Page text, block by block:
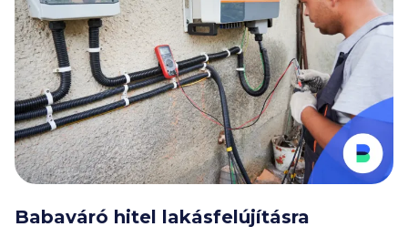
Babaváró hitel lakásfelújításra